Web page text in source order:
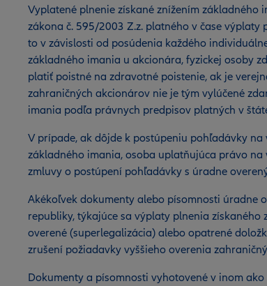
Vyplatené plnenie získané znížením
zákona č. 595/2003 Z.z. platného v čase
to v závislosti od posúdenia každého
základného imania u akcionára, fyzickej osoby
platiť poistné na zdravotné poistenie, ak je
zahraničných akcionárov nie je tým vylúčené
imania podľa právnych predpisov platných v
V prípade, ak dôjde k postúpeniu pohľadávky
základného imania, osoba uplatňujúca právo
zmluvy o postúpení pohľadávky s úradne
Akékoľvek dokumenty alebo písomnosti úradne
republiky, týkajúce sa výplaty plnenia
overené (superlegalizácia) alebo opatrené
zrušení požiadavky vyššieho overenia
Dokumenty a písomnosti vyhotovené v inom